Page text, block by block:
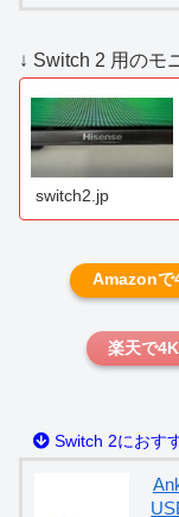
↓ Switch 2 用のモ
switch2.jp
Amazonで
楽天で
Switch 2におす